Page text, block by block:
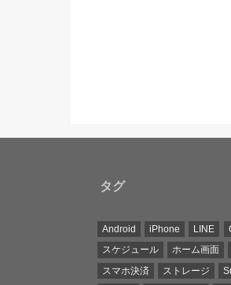
タグ
Android iPhone LINE
スケジュール
ホーム画面
スマホ決済
ストレージ